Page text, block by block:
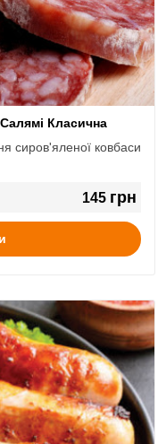
Класична
сиров'яленої ковбаси
145 грн